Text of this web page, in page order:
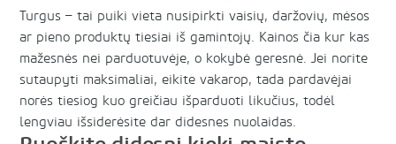
Turgus – tai puiki vieta nusipirkti vaisių, daržovių, mėsos
ar pieno produktų tiesiai iš gamintojų. Kainos čia kur kas
mažesnės nei parduotuvėje, o kokybė geresnė. Jei norite
sutaupyti maksimaliai, eikite vakarop, tada pardavėjai
norės tiesiog kuo greičiau išparduoti likučius, todėl
lengviau išsiderėsite dar didesnes nuolaidas.